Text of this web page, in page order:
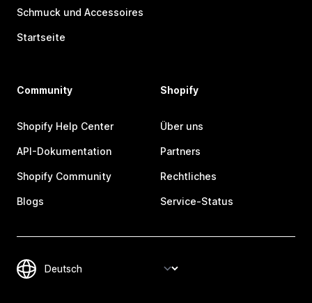
Schmuck und Accessoires
Startseite
Community
Shopify Help Center
API-Dokumentation
Shopify Community
Blogs
Shopify
Über uns
Partners
Rechtliches
Service-Status